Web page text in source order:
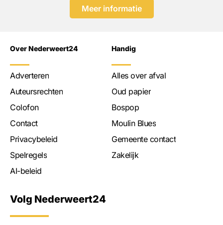
Meer informatie
Over Nederweert24
Adverteren
Auteursrechten
Colofon
Contact
Privacybeleid
Spelregels
AI-beleid
Handig
Alles over afval
Oud papier
Bospop
Moulin Blues
Gemeente contact
Zakelijk
Volg Nederweert24